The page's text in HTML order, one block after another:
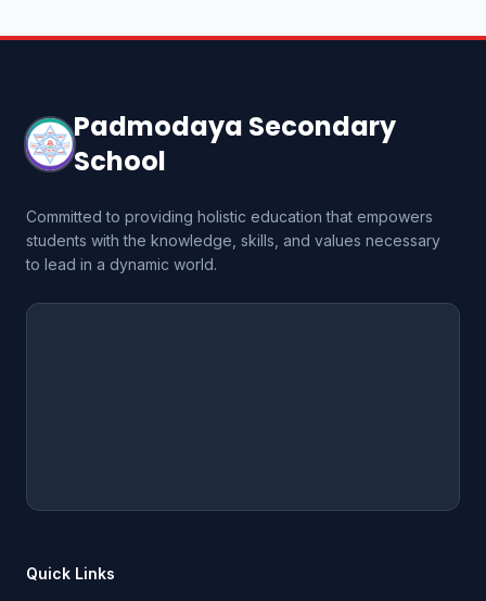
Padmodaya Secondary
School
Committed to providing holistic education that empowers
students with the knowledge, skills, and values necessary
to lead in a dynamic world.
Quick Links